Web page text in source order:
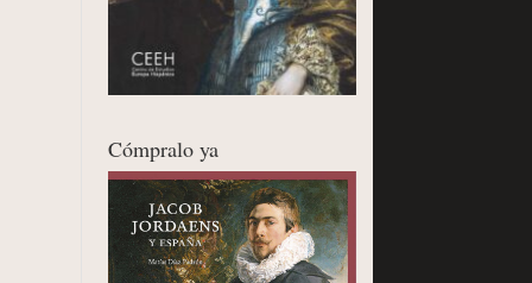
Cómpralo ya